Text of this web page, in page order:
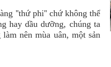
''thứ phi'' chứ không thể
hay dầu dưỡng, chúng ta
nên mùa uân, một sản